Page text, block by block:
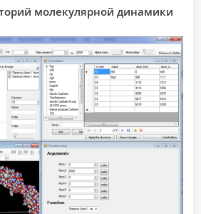
молекулярной динамики